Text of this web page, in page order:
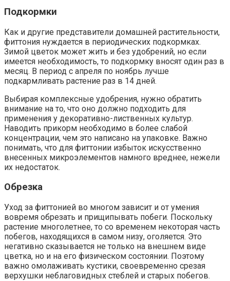
Подкормки
Как и другие представители домашней растительности,
фиттония нуждается в периодических подкормках.
Зимой цветок может жить и без удобрений, но если
имеется необходимость, то подкормку вносят один раз в
месяц. В период с апреля по ноябрь лучше
подкармливать растение раз в 14 дней.
Выбирая комплексные удобрения, нужно обратить
внимание на то, что оно должно подходить для
применения у декоративно-лиственных культур.
Наводить прикорм необходимо в более слабой
концентрации, чем это написано на упаковке. Важно
понимать, что для фиттонии избыток искусственно
внесенных микроэлементов намного вреднее, нежели
их недостаток.
Обрезка
Уход за фиттонией во многом зависит и от умения
вовремя обрезать и прищипывать побеги. Поскольку
растение многолетнее, то со временем некоторая часть
побегов, находящихся в самом низу, оголяется. Это
негативно сказывается не только на внешнем виде
цветка, но и на его физическом состоянии. Поэтому
важно омолаживать кустики, своевременно срезая
верхушки неблаговидных стеблей и старых побегов.